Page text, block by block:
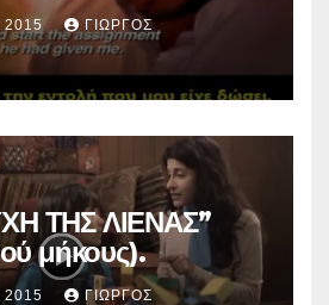
2015 ΓΙΏΡΓΟΣ
ΤΗΣ ΛΙΕΝΑΣ”
μήκους).
ΓΙΏΡΓΟΣ